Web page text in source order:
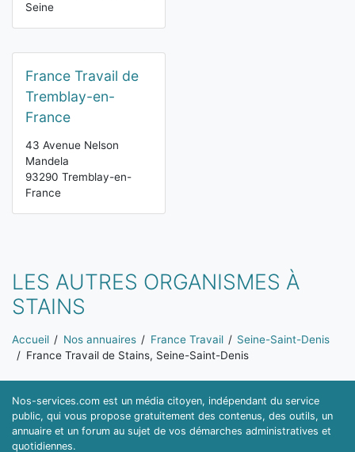
Seine
France Travail de
Tremblay-en-
France
43 Avenue Nelson
Mandela
93290 Tremblay-en-
France
LES AUTRES ORGANISMES À
STAINS
Vous êtes ici:
Accueil Nos annuaires France Travail
Seine-Saint-Denis
France Travail de Stains, Seine-Saint-Denis
Nos-services.com est un média citoyen, indépendant du service
public, qui vous propose gratuitement des contenus, des outils, un
annuaire et un forum au sujet de vos démarches administratives et
quotidiennes.